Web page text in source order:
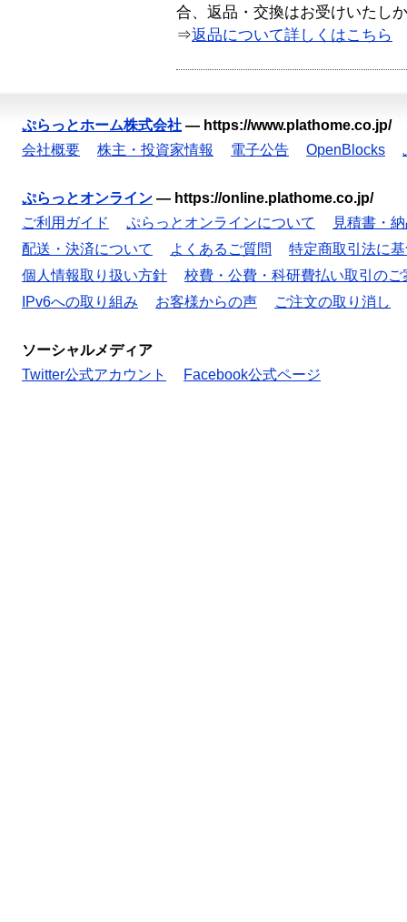
合、返品・交換はお受けいたし
⇒返品について詳しくはこちら
ぷらっとホーム株式会社 — https://www.plathome.co.jp/
会社概要
株主・投資家情報 電子公告 OpenBlocks
ぷらっとオンライン — https://online.plathome.co.jp/
ご利用ガイド
ぷらっとオンラインについて
見積書・
配送・決済について
よくあるご質問
特定商取引法に
個人情報取り扱い方針
校費・公費・科研費払い取引のご
IPv6への取り組み
お客様からの声 ご注文の取り消し
ソーシャルメディア
Twitter公式アカウント
Facebook公式ページ